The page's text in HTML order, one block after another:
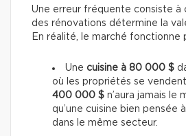
Une erreur fréquente consiste à
des rénovations détermine la
En réalité, le marché fonctionne
Une cuisine à 80 000 $
où les propriétés se
400 000 $ n’aura jamais le
qu’une cuisine bien pensée à
dans le même secteur.